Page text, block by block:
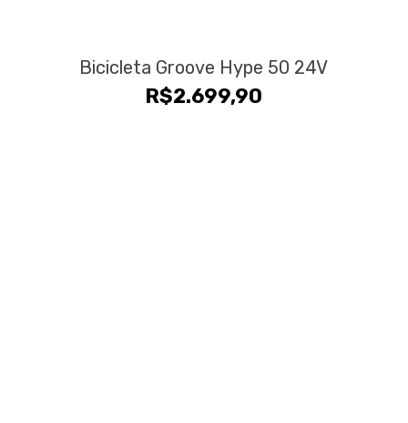
Bicicleta Groove Hype 50 24V
R$2.699,90